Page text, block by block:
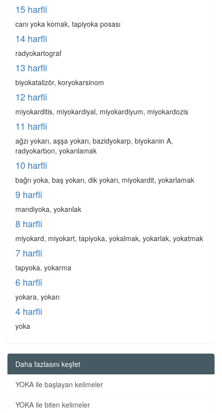
15 harfli
canı yoka komak, tapiyoka posası
14 harfli
radyokartograf
13 harfli
biyokatalizör, koryokarsinom
12 harfli
miyokarditis, miyokardiyal, miyokardiyum, miyokardozis
11 harfli
ağzı yokarı, aşşa yokarı, bazidyokarp, biyokanin A,
radyokarbon, yokarılamak
10 harfli
bağrı yoka, baş yokarı, dik yokarı, miyokardit, yokarlamak
9 harfli
mandiyoka, yokarılak
8 harfli
miyokard, miyokart, tapiyoka, yokalmak, yokarlak, yokatmak
7 harfli
tapyoka, yokarma
6 harfli
yokara, yokarı
4 harfli
yoka
Daha fazlasını keşfet
YOKA ile başlayan kelimeler
YOKA ile biten kelimeler